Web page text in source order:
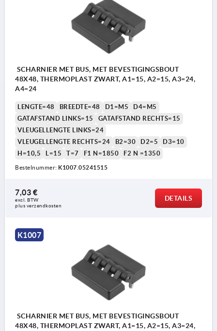
SCHARNIER MET BUS, MET BEVESTIGINGSBOUT
48X48, THERMOPLAST ZWART, A1=15, A2=15, A3=24,
A4=24
LENGTE=48 BREEDTE=48 D1=M5
D4=M5
GATAFSTAND LINKS=15
GATAFSTAND RECHTS=15
VLEUGELLENGTE LINKS=24
VLEUGELLENGTE RECHTS=24
B2=30 D2=5
D3=10
H=10,5
L=15 T=7 F1 N=1850 F2 N =1350
Bestelnummer: K1007.05241515
7,03 €
excl. BTW
plus verzendkosten
DETAILS
K1007
SCHARNIER MET BUS, MET BEVESTIGINGSBOUT
48X48, THERMOPLAST ZWART, A1=15, A2=15, A3=24,